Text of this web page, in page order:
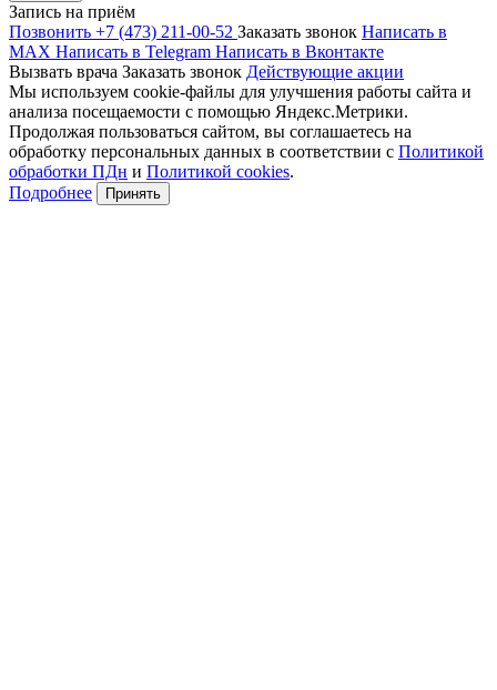
Запись на приём
Позвонить +7 (473) 211-00-52 Заказать звонок Написать в
MAX Написать в Telegram Написать в Вконтакте
Вызвать врача Заказать звонок Действующие акции
Мы используем cookie-файлы для улучшения работы сайта и
анализа посещаемости с помощью Яндекс.Метрики.
Продолжая пользоваться сайтом, вы соглашаетесь на
обработку персональных данных в соответствии с Политикой
обработки ПДн и Политикой cookies.
Подробнее
Принять